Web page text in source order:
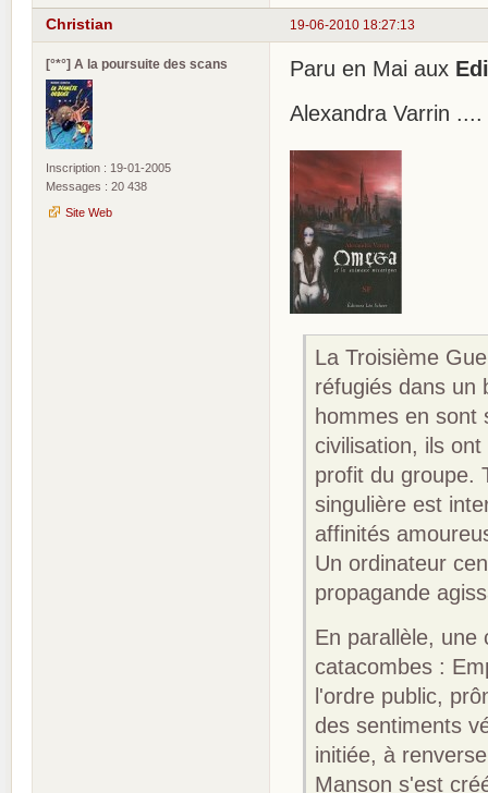
19-06-2010 18:27:13
Christian
[°*°] A la poursuite des scans
Inscription : 19-01-2005
Messages : 20 438
Site Web
Paru en Mai aux
Alexandra Varrin
La Troisième
réfugiés dans un
hommes en sont
civilisation, ils
profit du groupe.
singulière est
affinités
Un ordinateur
propagande
En parallèle, une
catacombes :
l'ordre public,
des sentiments
initiée, à
Manson s'est